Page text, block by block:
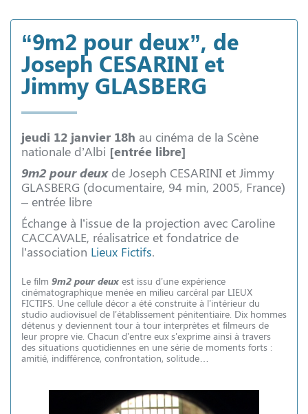
“9m2 pour deux”, de
Joseph CESARINI et
Jimmy GLASBERG
jeudi 12 janvier 18h au cinéma de la Scène
nationale d’Albi [entrée libre]
9m2 pour deuxde Joseph CESARINI et Jimmy
GLASBERG (documentaire, 94 min, 2005, France)
– entrée libre
Échange à l’issue de la projection avec Caroline
CACCAVALE, réalisatrice et fondatrice de
l’association Lieux Fictifs.
Le film 9m2 pour deux est issu d’une expérience
cinématographique menée en milieu carcéral par LIEUX
FICTIFS. Une cellule décor a été construite à l’intérieur du
studio audiovisuel de l’établissement pénitentiaire. Dix hommes
détenus y deviennent tour à tour interprètes et filmeurs de
leur propre vie. Chacun d’entre eux s’exprime ainsi à travers
des situations quotidiennes en une série de moments forts :
amitié, indifférence, confrontation, solitude…